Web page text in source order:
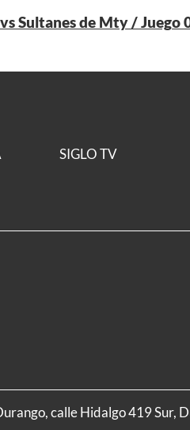
Sultanes de Mty / Juego
SIGLO TV
calle Hidalgo 419 Sur,